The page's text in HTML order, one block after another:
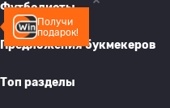
Получи
подарок!
Футболисты
Предложения букмекеров
Топ разделы